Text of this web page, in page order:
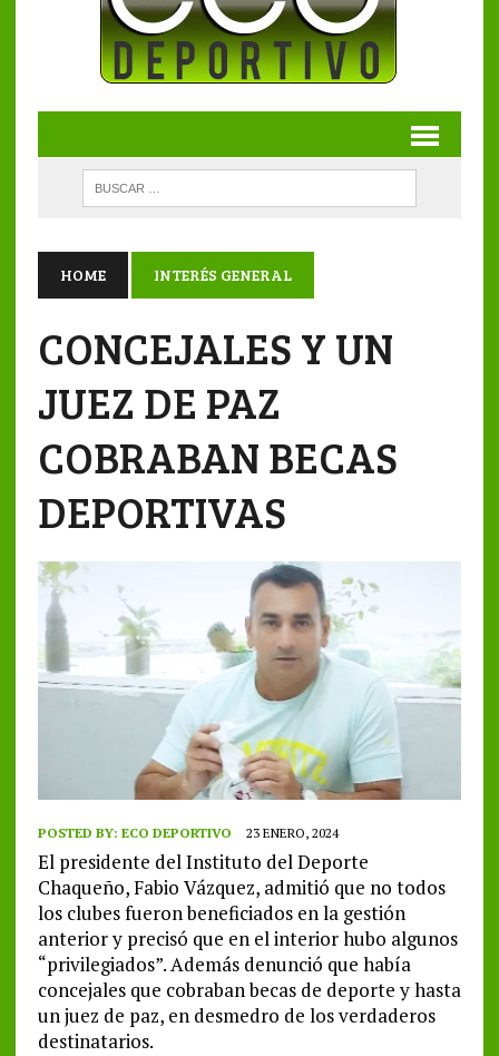
HOME INTERÉS GENERAL
CONCEJALES Y UN
JUEZ DE PAZ
COBRABAN BECAS
DEPORTIVAS
POSTED BY: ECO DEPORTIVO 23 ENERO, 2024
El presidente del Instituto del Deporte
Chaqueño, Fabio Vázquez, admitió que no todos
los clubes fueron beneficiados en la gestión
anterior y precisó que en el interior hubo algunos
“privilegiados”. Además denunció que había
concejales que cobraban becas de deporte y hasta
un juez de paz, en desmedro de los verdaderos
destinatarios.